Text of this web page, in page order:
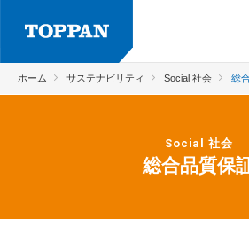
ホーム サステナビリティ Social 社会 総
Social 社会
総合品質保